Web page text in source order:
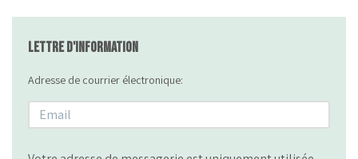
Lettre d'information
Adresse de courrier électronique: